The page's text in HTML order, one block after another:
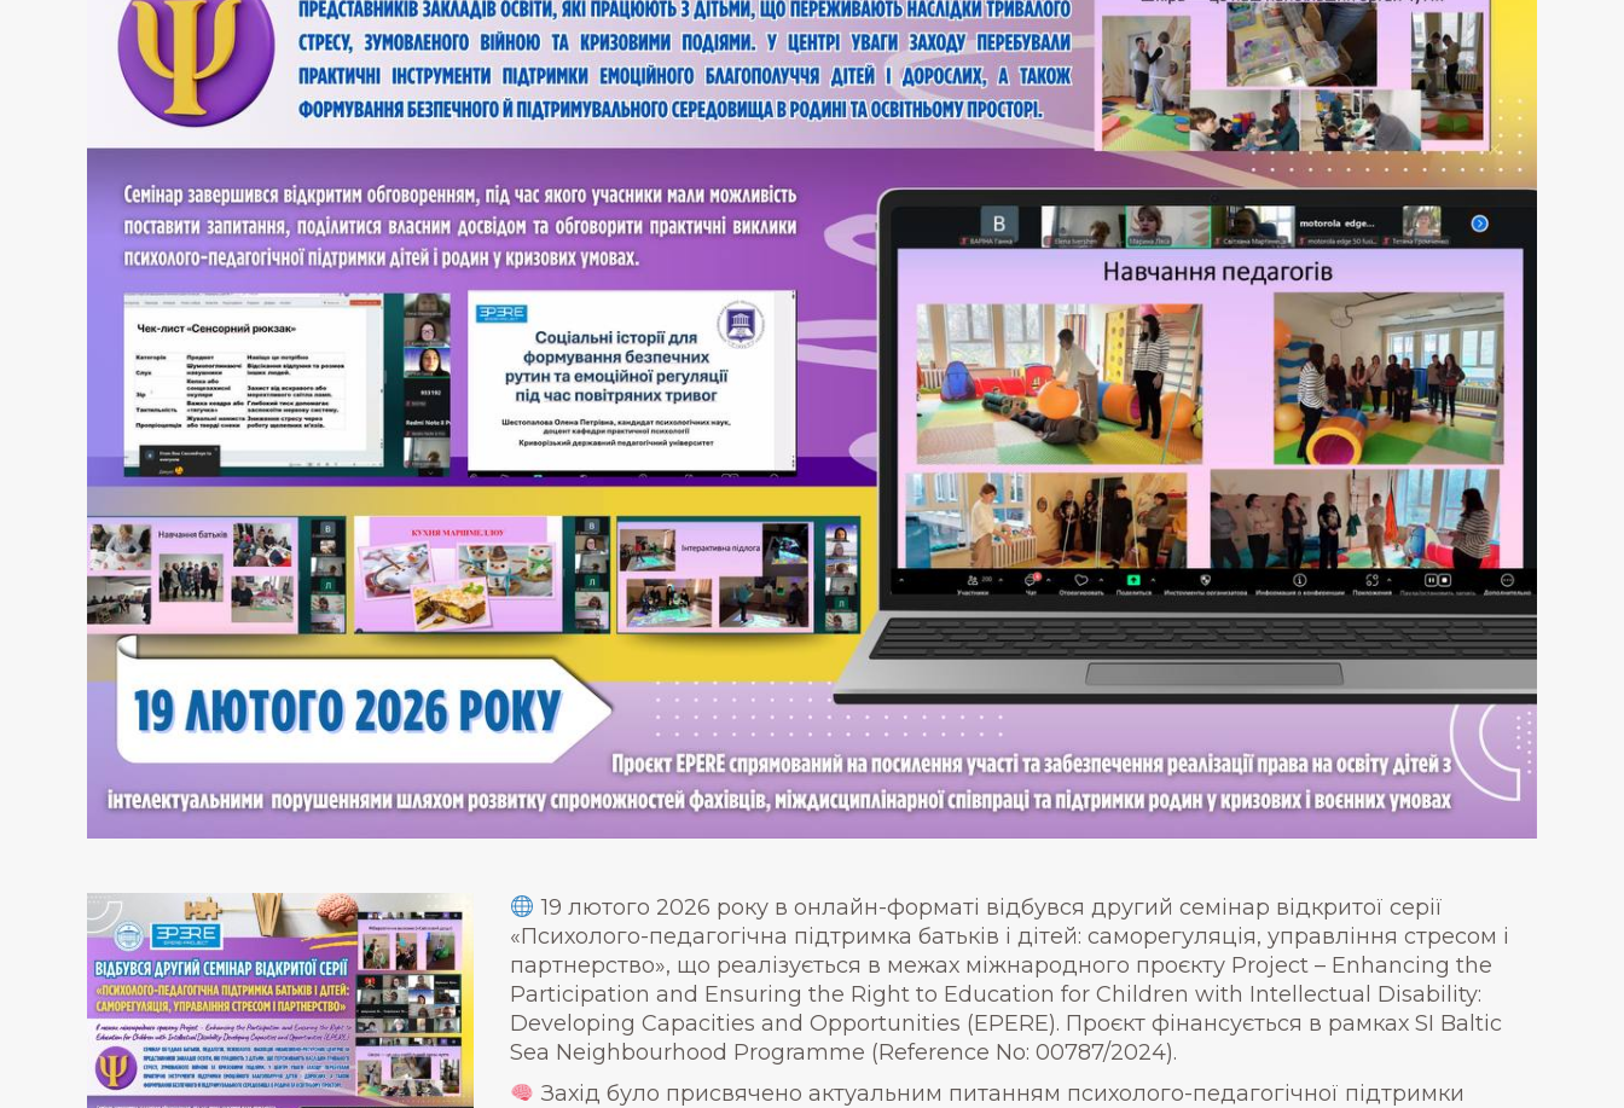
19 лютого 2026 року в онлайн-форматі відбувся другий семінар відкритої серії
«Психолого-педагогічна підтримка батьків і дітей: саморегуляція, управління стресом і
партнерство», що реалізується в межах міжнародного проєкту Project – Enhancing the
Participation and Ensuring the Right to Education for Children with Intellectual Disability:
Developing Capacities and Opportunities (EPERE). Проєкт фінансується в рамках SI Baltic
Sea Neighbourhood Programme (Reference No: 00787/2024).
Захід було присвячено актуальним питанням психолого-педагогічної підтримки